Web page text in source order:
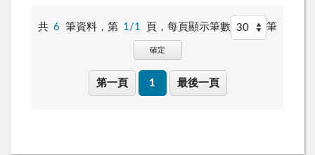
共 6 筆資料，第 1/1 頁， 每頁顯示筆數 筆
確定
第一頁 1 最後一頁